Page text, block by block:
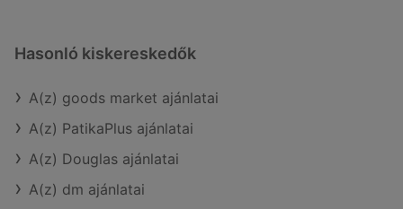
Hasonló kiskereskedők
A(z) goods market ajánlatai
A(z) PatikaPlus ajánlatai
A(z) Douglas ajánlatai
A(z) dm ajánlatai